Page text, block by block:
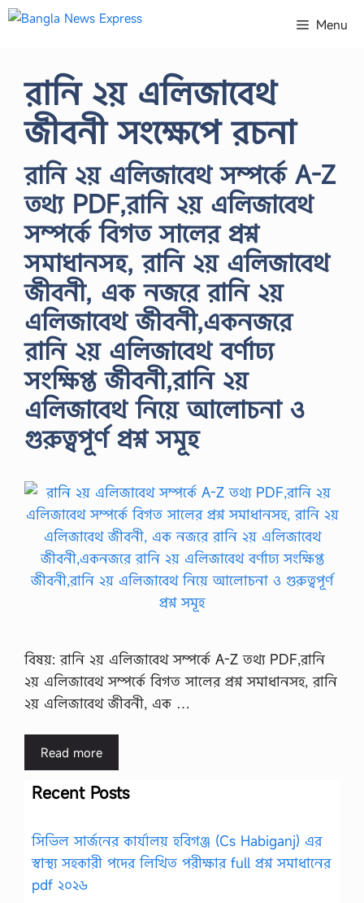
Skip
Menu
রানি ২য় এলিজাবেথ
জীবনী সংক্ষেপে রচনা
রানি ২য় এলিজাবেথ সম্পর্কে A-Z
তথ্য PDF,রানি ২য় এলিজাবেথ
সম্পর্কে বিগত সালের প্রশ্ন
সমাধানসহ, রানি ২য় এলিজাবেথ
জীবনী, এক নজরে রানি ২য়
এলিজাবেথ জীবনী,একনজরে
রানি ২য় এলিজাবেথ বর্ণাঢ্য
সংক্ষিপ্ত জীবনী,রানি ২য়
এলিজাবেথ নিয়ে আলোচনা ও
গুরুত্বপূর্ণ প্রশ্ন সমূহ
বিষয়: রানি ২য় এলিজাবেথ সম্পর্কে A-Z তথ্য PDF,রানি
২য় এলিজাবেথ সম্পর্কে বিগত সালের প্রশ্ন সমাধানসহ, রানি
২য় এলিজাবেথ জীবনী, এক …
Read more
Recent Posts
সিভিল সার্জনের কার্যালয় হবিগঞ্জ (Cs Habiganj) এর
স্বাস্থ্য সহকারী পদের লিখিত পরীক্ষার full প্রশ্ন সমাধানের
pdf ২০২৬